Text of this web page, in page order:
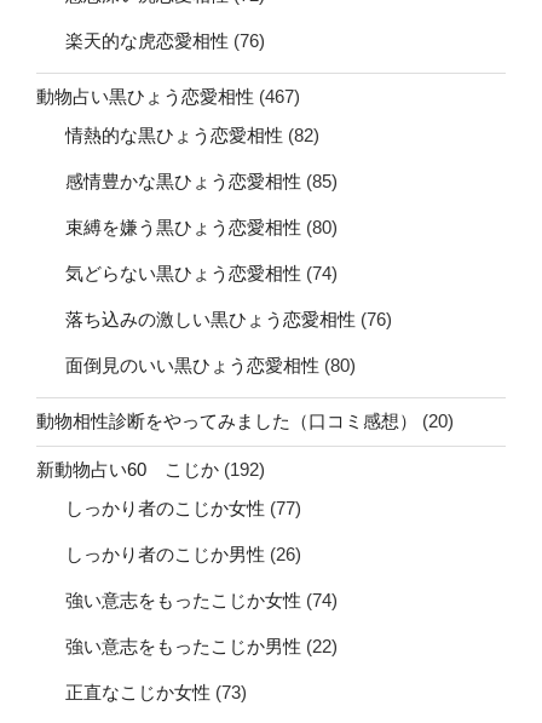
楽天的な虎恋愛相性 (76)
動物占い黒ひょう恋愛相性 (467)
情熱的な黒ひょう恋愛相性 (82)
感情豊かな黒ひょう恋愛相性 (85)
束縛を嫌う黒ひょう恋愛相性 (80)
気どらない黒ひょう恋愛相性 (74)
落ち込みの激しい黒ひょう恋愛相性 (76)
面倒見のいい黒ひょう恋愛相性 (80)
動物相性診断をやってみました（口コミ感想） (20)
新動物占い60 こじか (192)
しっかり者のこじか女性 (77)
しっかり者のこじか男性 (26)
強い意志をもったこじか女性 (74)
強い意志をもったこじか男性 (22)
正直なこじか女性 (73)